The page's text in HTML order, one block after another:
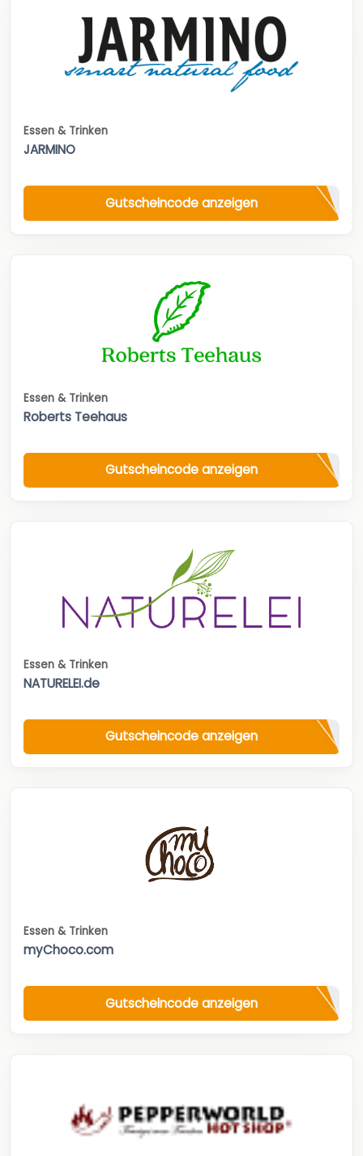
Essen & Trinken
JARMINO
Gutscheincode anzeigen
Essen & Trinken
Roberts Teehaus
Gutscheincode anzeigen
Essen & Trinken
NATURELEI.de
Gutscheincode anzeigen
Essen & Trinken
myChoco.com
Gutscheincode anzeigen